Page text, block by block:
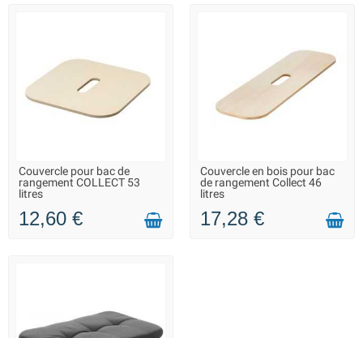
LIVRAISON 2 À 3 JOURS
Couvercle pour bac de
rangement COLLECT 53
litres
12,60 €
LIVRAISON 2 À 3 JOURS
Couvercle en bois pour bac
de rangement Collect 46
litres
17,28 €